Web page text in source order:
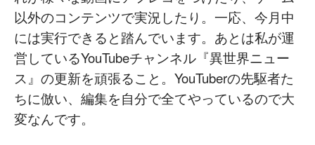
以外のコンテンツで実況したり。一応、今月中
には実行できると踏んでいます。あとは私が運
営しているYouTubeチャンネル『異世界ニュー
ス』の更新を頑張ること。YouTuberの先駆者た
ちに倣い、編集を自分で全てやっているので大
変なんです。